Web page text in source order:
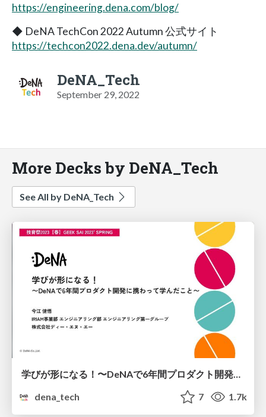
https://engineering.dena.com/blog/
◆ DeNA TechCon 2022 Autumn 公式サイト
https://techcon2022.dena.dev/autumn/
DeNA_Tech
September 29, 2022
More Decks by DeNA_Tech
See All by DeNA_Tech
学びが形になる！〜DeNAで6年間プロダクト開発に携わって学んだこと〜
dena_tech
7 1.7k